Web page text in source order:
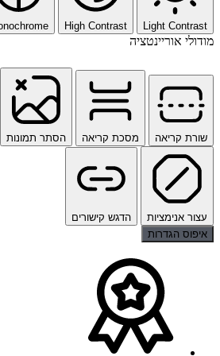
Light Contrast
High Contrast
מודולי אוריינטציה
שורת קריאה מסכת קריאה הסתר תמונות
עצור אנימציות
הדגש קישורים
איפוס הגדרות